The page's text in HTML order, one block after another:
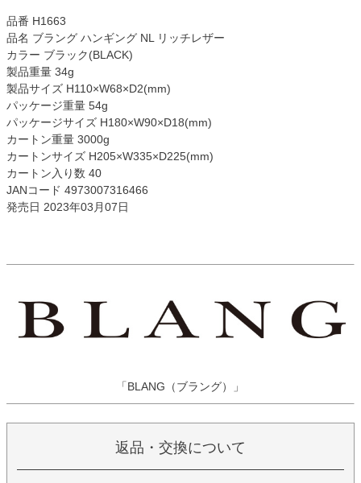
品番 H1663
品名 ブラング ハンギング NL リッチレザー
カラー ブラック(BLACK)
製品重量 34g
製品サイズ H110×W68×D2(mm)
パッケージ重量 54g
パッケージサイズ H180×W90×D18(mm)
カートン重量 3000g
カートンサイズ H205×W335×D225(mm)
カートン入り数 40
JANコード 4973007316466
発売日 2023年03月07日
「BLANG（ブラング）」
返品・交換について